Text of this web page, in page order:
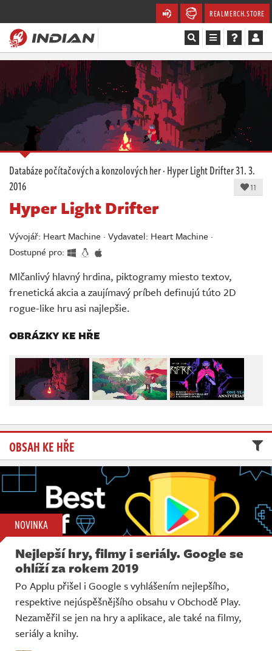
REALMERCH.STORE
Recenze
Soutěže
Databáze
Komunita
Redakce
Živě
Databáze počítačových a konzolových her·Hyper Light Drifter31. 3.
2016
11
Hyper Light Drifter
Vývojář: Heart Machine · Vydavatel: Heart Machine ·
Dostupné pro:
Mlčanlivý hlavný hrdina, piktogramy miesto textov,
frenetická akcia a zaujímavý príbeh definujú túto 2D
rogue-like hru asi najlepšie.
OBRÁZKY KE HŘE
OBSAH KE HŘE
NOVINKA
Nejlepší hry, filmy i seriály. Google se
ohlíží za rokem 2019
Po Applu přišel i Google s vyhlášením nejlepšího,
respektive nejúspěšnějšího obsahu v Obchodě Play.
Nezaměřil se jen na hry a aplikace, ale také na filmy,
seriály a knihy.